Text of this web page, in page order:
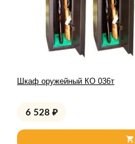
Шкаф оружейный КО 036т
6 528 ₽